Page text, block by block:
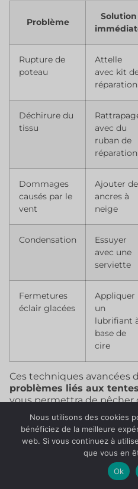
Problème
Solution
Rupture de
poteau
Attelle
avec kit
réparation
Déchirure du
tissu
avec du
ruban de
réparation
Dommages
causés par le
vent
Ajouter
ancres à
neige
Condensation
Essuyer
avec une
serviette
Fermetures
éclair glacées
Appliquer
un
lubrifiant
base de
cire
Ces techniques avancées
problèmes liés aux
vous permettra de
long de la saison.
produits spécialement
problèmes courants,
qui résistent aux
restant faciles à
Nous utilisons des cookies
bénéficiez de la meilleure
web. Si vous continuez à
que vous en
Ok